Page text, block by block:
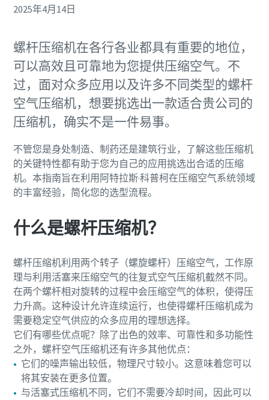
2025年4月14日
螺杆压缩机在各行各业都具有重要的地位，
可以高效且可靠地为您提供压缩空气。不
过，面对众多应用以及许多不同类型的螺杆
空气压缩机，想要挑选出一款适合贵公司的
压缩机，确实不是一件易事。
不管您是身处制造、制药还是建筑行业，了解这些压缩机
的关键特性都有助于您为自己的应用挑选出合适的压缩
机。本指南旨在利用阿特拉斯·科普柯在压缩空气系统领域
的丰富经验，简化您的选型流程。
什么是螺杆压缩机？
螺杆压缩机利用两个转子（螺旋螺杆）压缩空气，工作原
理与利用活塞来压缩空气的往复式空气压缩机截然不同。
在两个螺杆相对旋转的过程中会压缩空气的体积，使得压
力升高。这种设计允许连续运行，也使得螺杆压缩机成为
需要稳定空气供应的众多应用的理想选择。
它们有哪些优点呢？除了出色的效率、可靠性和多功能性
之外，螺杆空气压缩机还有许多其他优点：
它们的噪声输出较低，物理尺寸较小。这意味着您可以
将其安装在更多位置。
与活塞式压缩机不同，它们不需要冷却时间，因此可以